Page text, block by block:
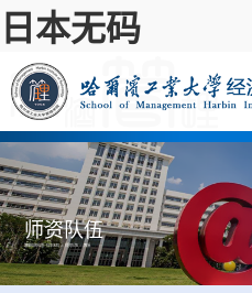
日本无码
师资队伍
您现在的位置:日本无码 ->师资队伍->教授